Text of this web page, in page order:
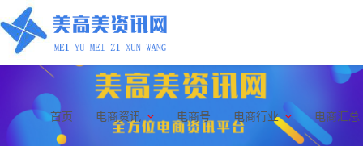
首页 电商资讯 电商号 电商行业 电商汇总